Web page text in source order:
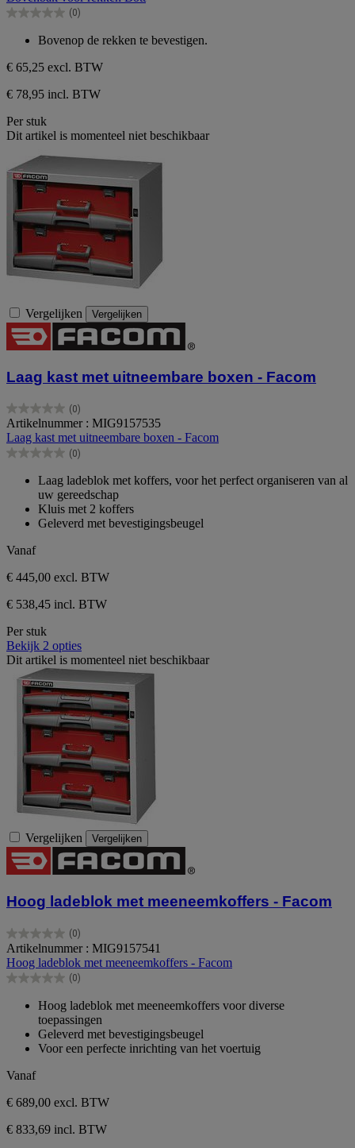
de
5
(0)
0.0
5
sterren.
Bovenop de rekken te bevestigen.
€ 65,25 excl. BTW
€ 78,95 incl. BTW
Per stuk
Dit artikel is momenteel niet beschikbaar
Vergelijken Vergelijken
Laag kast met uitneembare boxen - Facom
(0)
0.0
van
de
5
Artikelnummer : MIG9157535
Laag kast met uitneembare boxen - Facom
(0)
0.0
sterren.
Laag ladeblok met koffers, voor het perfect organiseren van al
uw gereedschap
Kluis met 2 koffers
Geleverd met bevestigingsbeugel
Vanaf
€ 445,00 excl. BTW
€ 538,45 incl. BTW
Per stuk
Bekijk 2 opties
Dit artikel is momenteel niet beschikbaar
Vergelijken Vergelijken
Hoog ladeblok met meeneemkoffers - Facom
(0)
0.0
van
de
5
Artikelnummer : MIG9157541
Hoog ladeblok met meeneemkoffers - Facom
(0)
0.0
sterren.
Hoog ladeblok met meeneemkoffers voor diverse
toepassingen
Geleverd met bevestigingsbeugel
Voor een perfecte inrichting van het voertuig
Vanaf
€ 689,00 excl. BTW
€ 833,69 incl. BTW